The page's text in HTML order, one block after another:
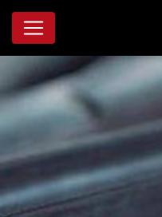
Panneau de gestion des